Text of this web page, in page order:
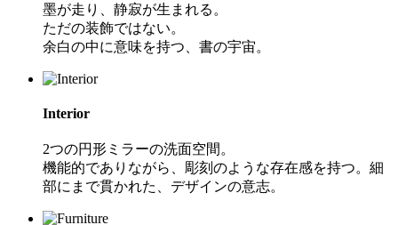
墨が走り、静寂が生まれる。
ただの装飾ではない。
余白の中に意味を持つ、書の宇宙。
Interior
2つの円形ミラーの洗面空間。
機能的でありながら、彫刻のような存在感を持つ。細
部にまで貫かれた、デザインの意志。